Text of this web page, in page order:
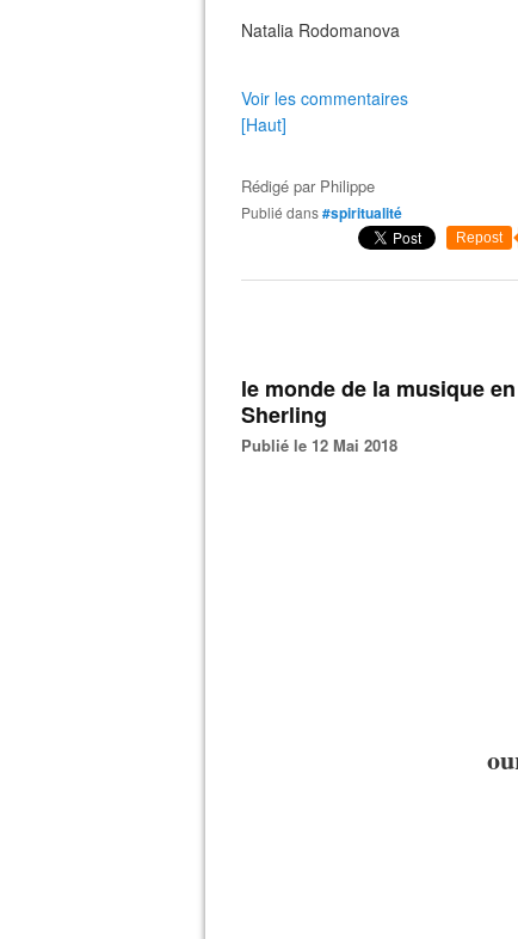
Natalia Rodomanova
Voir les commentaires
[Haut]
Rédigé par Philippe
Publié dans#spiritualité
Repost
le monde de la musique
Sherling
Publié le 12 Mai 2018